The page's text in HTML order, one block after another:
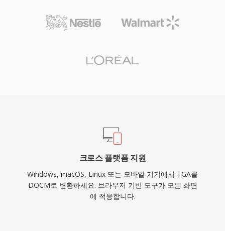
크로스 플랫폼 지원
Windows, macOS, Linux 또는 모바일 기기에서 TGA를
DOCM로 변환하세요. 브라우저 기반 도구가 모든 화면
에 적응합니다.